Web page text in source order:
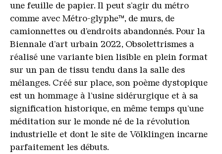
une feuille de papier. Il peut s’agir du métro
comme avec Métro-glyphe™️, de murs, de
camionnettes ou d’endroits abandonnés. Pour la
Biennale d’art urbain 2022, Obsolettrismes a
réalisé une variante bien lisible en plein format
sur un pan de tissu tendu dans la salle des
mélanges. Créé sur place, son poème dystopique
est un hommage à l’usine sidérurgique et à sa
signification historique, en même temps qu’une
méditation sur le monde né de la révolution
industrielle et dont le site de Völklingen incarne
parfaitement les débuts.